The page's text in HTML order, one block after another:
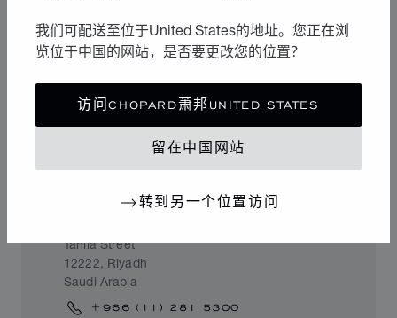
我们可配送至位于United States的地址。您正在浏
览位于中国的网站，是否要更改您的位置？
访问CHOPARD萧邦UNITED STATES
留在中国网站
转到另一个位置访问
King Abdul Aziz Branch Rd As Sahafah 4468
13321, Riyadh
Saudi Arabia
+966 (11) 5127299
PANORAMA MALL
Tahlia Street
12222, Riyadh
Saudi Arabia
+966 (11) 281 5300